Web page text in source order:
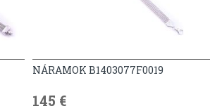
NÁRAMOK B1403077F0019
145 €